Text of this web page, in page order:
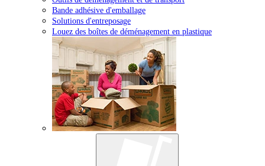
Bande adhésive d'emballage
Solutions d'entreposage
Louez des boîtes de déménagement en plastique